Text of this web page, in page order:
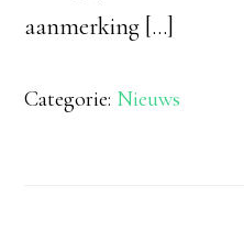
aanmerking […]
Categorie: Nieuws